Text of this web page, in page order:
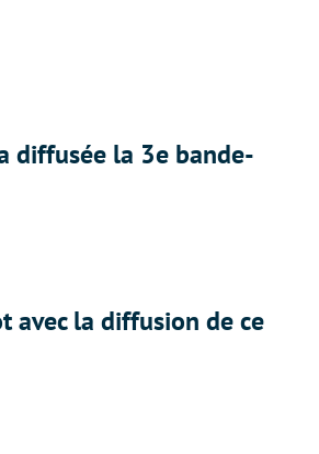
diffusée la 3e bande-
avec la diffusion de ce